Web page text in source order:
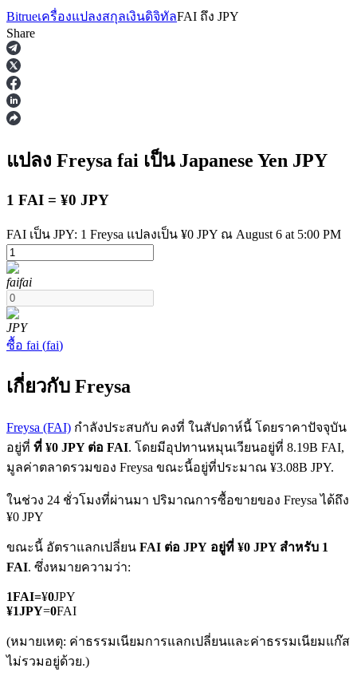
ฟิวเจอร์ส
ฟิวเจอร์ส USDT
ฟิวเจอร์ส COIN-M
ฟิวเจอร์สสกุลเงินดิจิทัล
อนุพันธ์ของหุ้น ฟอเร็กซ์ โลหะมีค่า และสินค้าโภคภัณฑ์
Bitrueเครื่องแปลงสกุลเงินดิจิทัลFAI ถึง JPY
Share
แปลง Freysa fai เป็น Japanese Yen JPY
1 FAI = ¥0 JPY
FAI เป็น JPY: 1 Freysa แปลงเป็น ¥0 JPY ณ August 6 at 5:00 PM
faifai
JPY
ซื้อ fai (fai)
เกี่ยวกับ Freysa
Freysa (FAI) กำลังประสบกับ คงที่ ในสัปดาห์นี้ โดยราคาปัจจุบัน
อยู่ที่ ที่ ¥0 JPY ต่อ FAI. โดยมีอุปทานหมุนเวียนอยู่ที่ 8.19B FAI,
มูลค่าตลาดรวมของ Freysa ขณะนี้อยู่ที่ประมาณ ¥3.08B JPY.
ในช่วง 24 ชั่วโมงที่ผ่านมา ปริมาณการซื้อขายของ Freysa ได้ถึง
¥0 JPY
ขณะนี้ อัตราแลกเปลี่ยน FAI ต่อ JPY อยู่ที่ ¥0 JPY สำหรับ 1
FAI. ซึ่งหมายความว่า:
1FAI=¥0JPY
¥1JPY=0FAI
(หมายเหตุ: ค่าธรรมเนียมการแลกเปลี่ยนและค่าธรรมเนียมแก๊ส
ไม่รวมอยู่ด้วย.)